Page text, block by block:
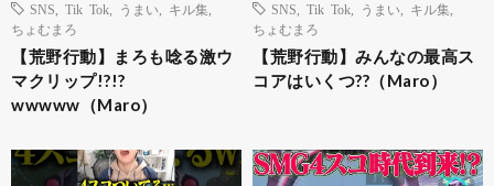
SNS
Tik Tok うまい キル集
ちょむまろ
【荒野行動】まろも唸る激ウ
マクリップ!?!?
wwwww（Maro）
SNS
Tik Tok うまい キル集
ちょむまろ
【荒野行動】みんなの最高ス
コアはいくつ??（Maro）